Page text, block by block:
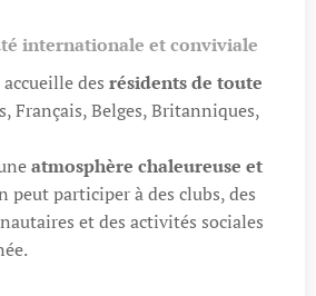
internationale et conviviale
des résidents de toute
Français, Belges, Britanniques,
atmosphère chaleureuse et
peut participer à des clubs, des
et des activités sociales